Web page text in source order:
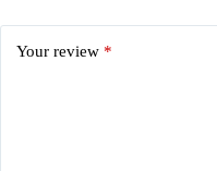
Your review *